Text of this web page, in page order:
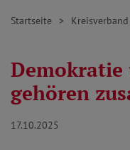
Startseite Kreisverband
Demokratie
gehören
17.10.2025